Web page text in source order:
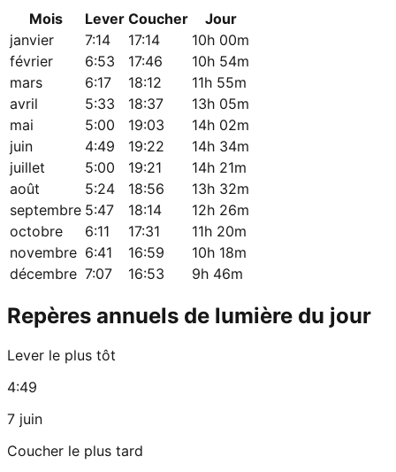
Mois Lever Coucher
Jour
janvier
7:14 17:14
10h 00m
février
6:53 17:46
10h 54m
mars
6:17 18:12
11h 55m
avril
5:33 18:37
13h 05m
mai
5:00 19:03
14h 02m
juin
4:49 19:22
14h 34m
juillet
5:00 19:21
14h 21m
août
5:24 18:56
13h 32m
septembre 5:47 18:14
12h 26m
octobre
6:11 17:31
11h 20m
novembre 6:41 16:59
10h 18m
décembre 7:07 16:53 9h 46m
Repères annuels de lumière du jour
Lever le plus tôt
4:49
7 juin
Coucher le plus tard